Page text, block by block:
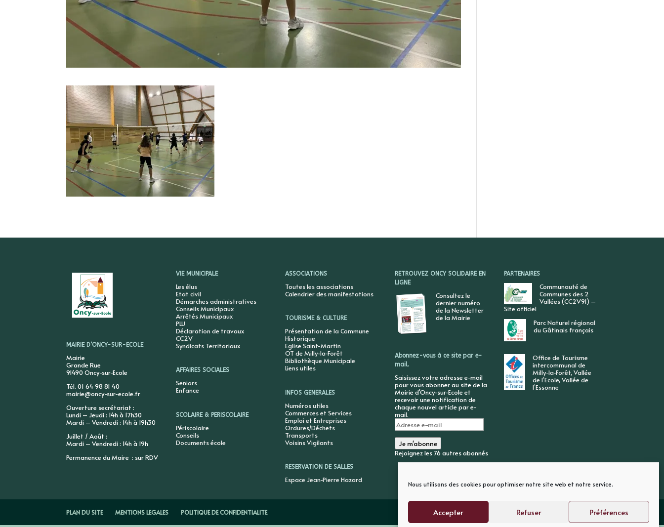
Nous utilisons des cookies pour optimiser notre site web et notre service.
Accepter Refuser Préférences
MAIRIE D’ONCY-SUR-ECOLE
Mairie
Grande Rue
91490 Oncy-sur-Ecole
Tél. 01 64 98 81 40
mairie@oncy-sur-ecole.fr
Ouverture secrétariat :
Lundi – Jeudi : 14h à 17h30
Mardi – Vendredi : 14h à 19h30
Juillet / Août :
Mardi – Vendredi : 14h à 19h
Permanence du Maire : sur RDV
VIE MUNICIPALE
Les élus
Etat civil
Démarches administratives
Conseils Municipaux
Arrêtés Municipaux
PLU
Déclaration de travaux
CC2V
Syndicats Territoriaux
AFFAIRES SOCIALES
Seniors
Enfance
SCOLAIRE & PERISCOLAIRE
Périscolaire
Conseils
Documents école
ASSOCIATIONS
Toutes les associations
Calendrier des manifestations
TOURISME & CULTURE
Présentation de la Commune
Historique
Eglise Saint-Martin
OT de Milly-la-Forêt
Bibliothèque Municipale
Liens utiles
INFOS GENERALES
Numéros utiles
Commerces et Services
Emploi et Entreprises
Ordures/Déchets
Transports
Voisins Vigilants
RESERVATION DE SALLES
Espace Jean-Pierre Hazard
RETROUVEZ ONCY SOLIDAIRE EN
LIGNE
Consultez le
dernier numéro
de la Newsletter
de la Mairie
Abonnez-vous à ce site par e-
mail.
Saisissez votre adresse e-mail
pour vous abonner au site de la
Mairie d'Oncy-sur-Ecole et
recevoir une notification de
chaque nouvel article par e-
mail.
Adresse
e-
mail
Je m'abonne
Rejoignez les 76 autres abonnés
PARTENAIRES
Communauté de
Communes des 2
Vallées (CC2V91) –
Site officiel
Parc Naturel régional
du Gâtinais français
Office de Tourisme
intercommunal de
Milly-la-Forêt, Vallée
de l’Ecole, Vallée de
l’Essonne
PLAN DU SITE MENTIONS LEGALES POLITIQUE DE CONFIDENTIALITE